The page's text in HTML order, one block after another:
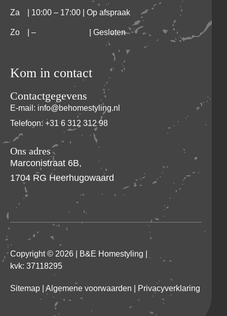
Za | 10:00 – 17:00 | Op afspraak
Zo – | Gesloten
Kom in contact
Ons adres
Marconistraat 6B,
1704 RG Heerhugowaard
Telefoon: +31 6 312 312 98
Contactgegevens
E-mail: info@behomestyling.nl
Copyright © 2026 | B&E Homestyling
kvk: 37118295
Sitemap Algemene voorwaarden Privacyverklaring